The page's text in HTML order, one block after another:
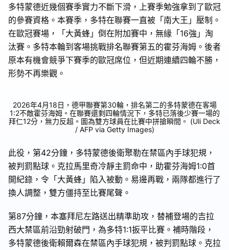
多特蒙德近幾個賽季實力不斷下滑，上賽季勉強拿到了歐冠
的參賽資格。本賽季，多特在聯賽一直被「南大王」壓制。
在歐冠賽場，「大黃蜂」倒在附加賽中，無緣「16強」淘
汰賽。多特本輪到客場挑戰排名聯賽第五的霍芬海姆。後者
原本有機會競爭下賽季的歐冠席位，但近期連續四輪不勝，
形勢不再樂觀。
2026年4月18日，德甲聯賽第30輪，排名第二的多特蒙德在客場
1:2不敵霍芬海姆。在聯賽還剩四輪情況下，多特已落後少賽一場的
拜仁12分，無力反超。圖為雙方球員在比賽中拼搶瞬間。 (Uli Deck
/ AFP via Getty Images)
此役，第42分鐘，多特蒙德後衛聚勒在禁區內手球犯規，
被判罰點球。克拉馬里奇冷靜主罰命中，助霍芬海姆1:0首
開紀錄，令「大黃蜂」陷入被動。易邊再戰，兩隊都進行了
換人調整，雙方僵持至比賽尾聲。
第87分鐘，本塞拜尼左路送出精準助攻，替補登場的吉拉
西大禁區前沿勁射破門，為多特1:1扳平比賽。補時階段，
多特蒙德後衛賴爾森在禁區內手球犯規，被判罰點球。克拉